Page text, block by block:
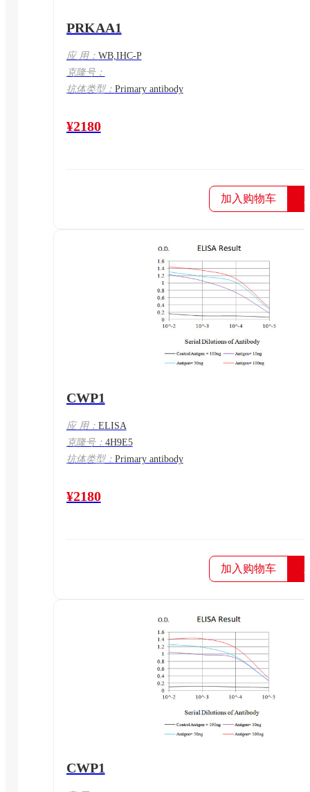
PRKAA1
应 用： WB,IHC-P
克隆号：
抗体类型： Primary antibody
¥2180
加入购物车
CWP1
应 用： ELISA
克隆号： 4H9E5
抗体类型： Primary antibody
¥2180
加入购物车
CWP1